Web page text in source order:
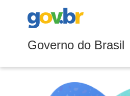
Governo do Brasil